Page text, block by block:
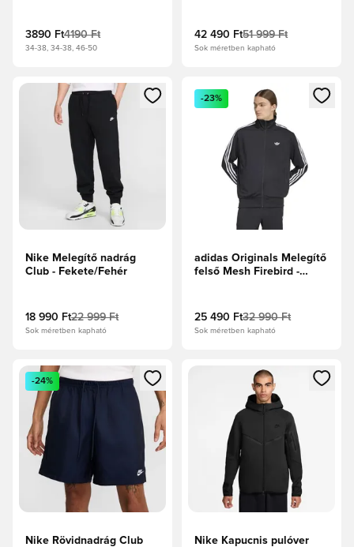
3890 Ft4190 Ft
34-38, 34-38, 46-50
42 490 Ft51 999 Ft
Sok méretben kapható
Megnyit egy modált a bejelentkezéshez vagy a tagként való
Nike Melegítő nadrág
Club - Fekete/Fehér
18 990 Ft22 999 Ft
Sok méretben kapható
Megnyit egy modált a
-23%
adidas Originals Melegítő
felső Mesh Firebird -
25 490 Ft32 990 Ft
Sok méretben kapható
Megnyit egy modált a bejelentkezéshez vagy a tagként való
-24%
Nike Rövidnadrág Club
Megnyit egy modált a
Nike Kapucnis pulóver